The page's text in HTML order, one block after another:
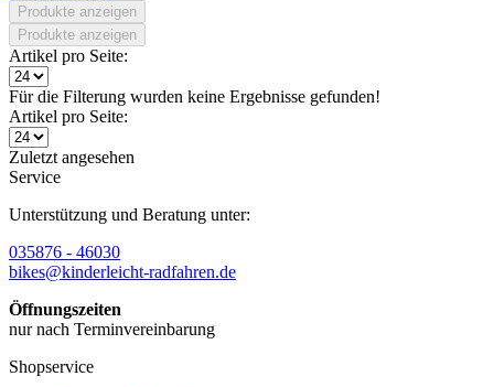
Produkte anzeigen
Produkte anzeigen
Artikel pro Seite:
Für die Filterung wurden keine Ergebnisse gefunden!
Artikel pro Seite:
Zuletzt angesehen
Service
Unterstützung und Beratung unter:
035876 - 46030
bikes@kinderleicht-radfahren.de
Öffnungszeiten
nur nach Terminvereinbarung
Shopservice